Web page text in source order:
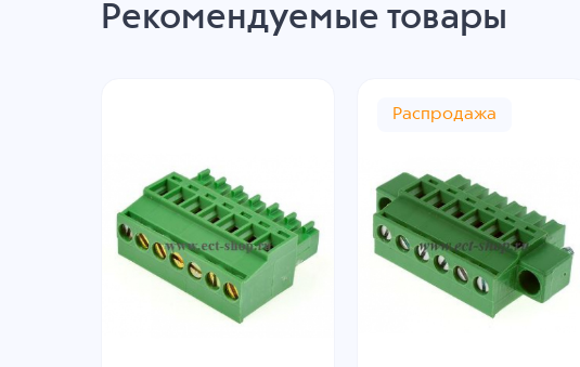
Рекомендуемые товары
Распродажа